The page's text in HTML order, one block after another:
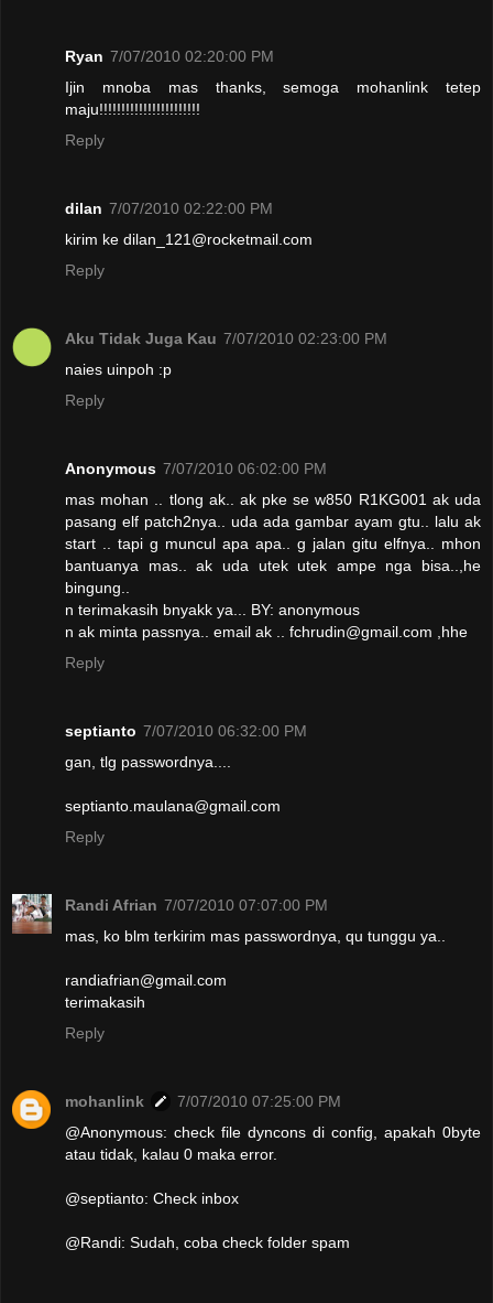
Ryan 7/07/2010 02:20:00 PM
Ijin mnoba mas thanks, semoga mohanlink tetep
maju!!!!!!!!!!!!!!!!!!!!!!!
Reply
dilan 7/07/2010 02:22:00 PM
kirim ke dilan_121@rocketmail.com
Reply
Aku Tidak Juga Kau 7/07/2010 02:23:00 PM
naies uinpoh :p
Reply
Anonymous 7/07/2010 06:02:00 PM
mas mohan .. tlong ak.. ak pke se w850 R1KG001 ak uda
pasang elf patch2nya.. uda ada gambar ayam gtu.. lalu ak
start .. tapi g muncul apa apa.. g jalan gitu elfnya.. mhon
bantuanya mas.. ak uda utek utek ampe nga bisa..,he
bingung..
n terimakasih bnyakk ya... BY: anonymous
n ak minta passnya.. email ak .. fchrudin@gmail.com ,hhe
Reply
septianto 7/07/2010 06:32:00 PM
gan, tlg passwordnya....
septianto.maulana@gmail.com
Reply
Randi Afrian 7/07/2010 07:07:00 PM
mas, ko blm terkirim mas passwordnya, qu tunggu ya..
randiafrian@gmail.com
terimakasih
Reply
mohanlink
7/07/2010 07:25:00 PM
@Anonymous: check file dyncons di config, apakah 0byte
atau tidak, kalau 0 maka error.
@septianto: Check inbox
@Randi: Sudah, coba check folder spam